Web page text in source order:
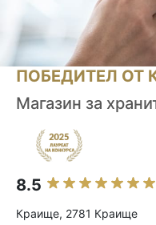
ПОБЕДИТЕЛ ОТ
Магазин за
8.5
Краище, 2781 Краище